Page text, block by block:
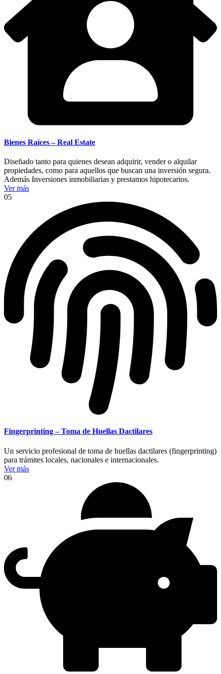
Bienes Raíces – Real Estate
Diseñado tanto para quienes desean adquirir, vender o alquilar
propiedades, como para aquellos que buscan una inversión segura.
Además Inversiones inmobiliarias y prestamos hipotecarios.
Ver más
05
Fingerprinting – Toma de Huellas Dactilares
Un servicio profesional de toma de huellas dactilares (fingerprinting)
para trámites locales, nacionales e internacionales.
Ver más
06